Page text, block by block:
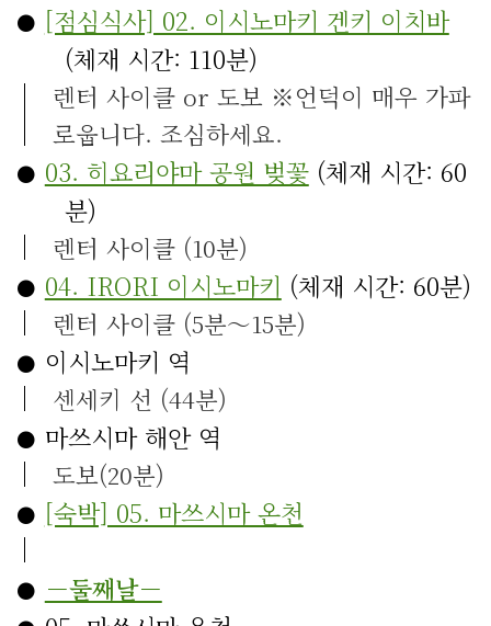
[점심식사] 02. 이시노마키 겐키 이치바
(체재 시간: 110분)
렌터 사이클 or 도보 ※언덕이 매우 가파
로웁니다. 조심하세요.
03. 히요리야마 공원 벚꽃(체재 시간: 60
분)
렌터 사이클 (10분)
04. IRORI 이시노마키 (체재 시간: 60분)
렌터 사이클 (5분～15분)
이시노마키 역
센세키 선 (44분)
마쓰시마 해안 역
도보(20분)
[숙박] 05. 마쓰시마 온천
－둘째날－